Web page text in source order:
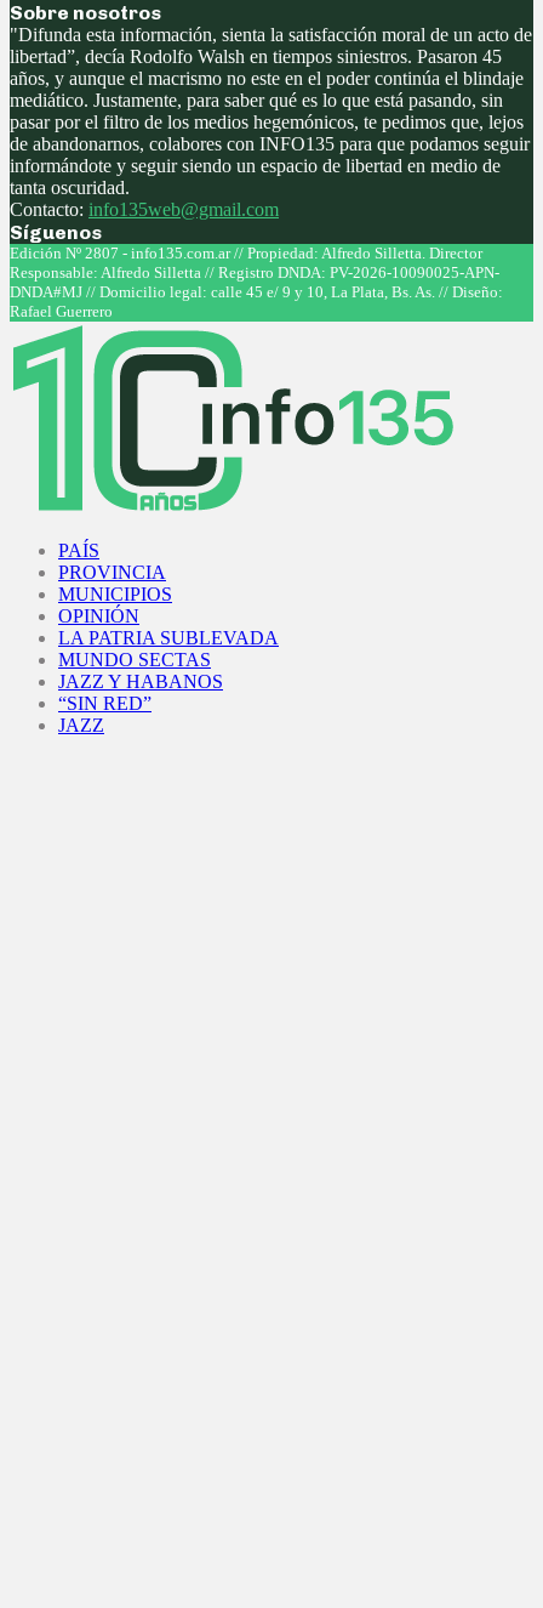
Sobre nosotros
"Difunda esta información, sienta la satisfacción moral de un acto de
libertad”, decía Rodolfo Walsh en tiempos siniestros. Pasaron 45
años, y aunque el macrismo no este en el poder continúa el blindaje
mediático. Justamente, para saber qué es lo que está pasando, sin
pasar por el filtro de los medios hegemónicos, te pedimos que, lejos
de abandonarnos, colabores con INFO135 para que podamos seguir
informándote y seguir siendo un espacio de libertad en medio de
tanta oscuridad.
Contacto: info135web@gmail.com
Síguenos
Facebook
Twitter
Instagram
Youtube
Edición Nº 2807 - info135.com.ar // Propiedad: Alfredo Silletta. Director
Responsable: Alfredo Silletta // Registro DNDA: PV-2026-10090025-APN-
DNDA#MJ // Domicilio legal: calle 45 e/ 9 y 10, La Plata, Bs. As. // Diseño:
Rafael Guerrero
PAÍS
PROVINCIA
MUNICIPIOS
OPINIÓN
LA PATRIA SUBLEVADA
MUNDO SECTAS
JAZZ Y HABANOS
“SIN RED”
JAZZ